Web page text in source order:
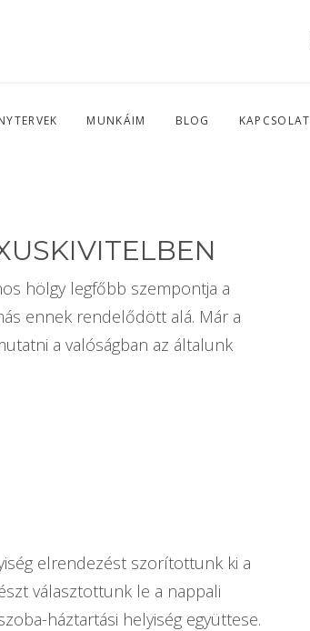
MUNKÁIM BLOG KAPCSOLAT
hölgy legfőbb szempontja a
ennek rendelődött alá. Már a
a valóságban az általunk
elrendezést szorítottunk ki a
választottunk le a nappali
háztartási helyiség együttese.